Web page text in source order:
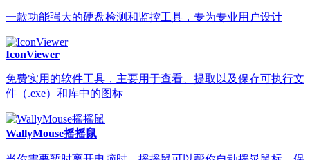
一款功能强大的硬盘检测和监控工具，专为专业用户设计
IconViewer
免费实用的软件工具，主要用于查看、提取以及保存可执行文
件（.exe）和库中的图标
WallyMouse摇摇鼠